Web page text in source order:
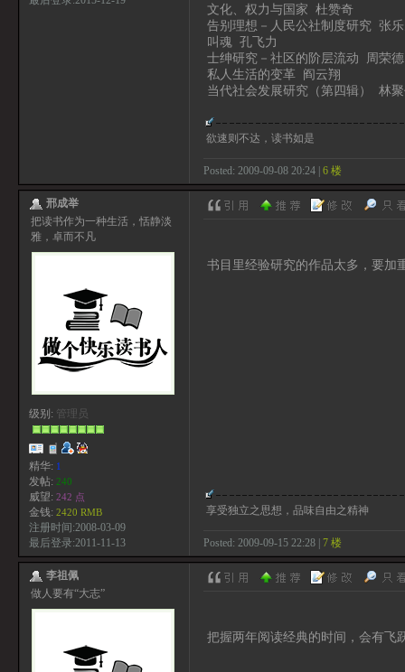
文化、权力与国家 杜赞奇
告别理想－人民公社制度研究 张
叫魂 孔飞力
士绅研究－社区的阶层流动 周荣德
私人生活的变革 阎云翔
当代社会发展研究（第四辑） 林
欲速则不达，读书如是
Posted: 2009-09-08 20:24 | 6 楼
邢成举
把读书作为一种生活，恬静淡
雅，卓而不凡
级别: 管理员
精华: 1
发帖: 240
威望: 242 点
金钱: 2420 RMB
注册时间:2008-03-09
最后登录:2011-11-13
书目里经验研究的作品太多，要加
享受独立之思想，品味自由之精神
Posted: 2009-09-15 22:28 | 7 楼
李祖佩
做人要有“大志”
把握两年阅读经典的时间，会有飞